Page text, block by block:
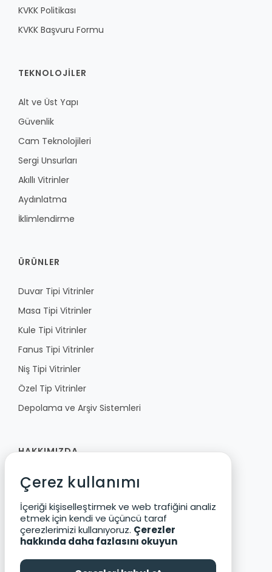
KVKK Politikası
KVKK Başvuru Formu
TEKNOLOJILER
Alt ve Üst Yapı
Güvenlik
Cam Teknolojileri
Sergi Unsurları
Akıllı Vitrinler
Aydınlatma
İklimlendirme
ÜRÜNLER
Duvar Tipi Vitrinler
Masa Tipi Vitrinler
Kule Tipi Vitrinler
Fanus Tipi Vitrinler
Niş Tipi Vitrinler
Özel Tip Vitrinler
Depolama ve Arşiv Sistemleri
HAKKIMIZDA
Fibula
Vizyon ve Değerler
Ürün Geliştirme
Çevre ve Güvenlik
Katalog
Çerez kullanımı
İçeriği kişiselleştirmek ve web trafiğini analiz
etmek için kendi ve üçüncü taraf
çerezlerimizi kullanıyoruz. Çerezler
hakkında daha fazlasını okuyun